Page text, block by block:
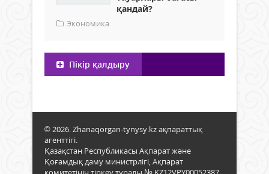
қандай?
Экономика
Пікір қалдыру
© 2026. Zhanaqorgan-tynysy.kz ақпараттық
агенттігі.
Қазақстан Республикасы Ақпарат және
Қоғамдық даму министрлігі, Ақпарат